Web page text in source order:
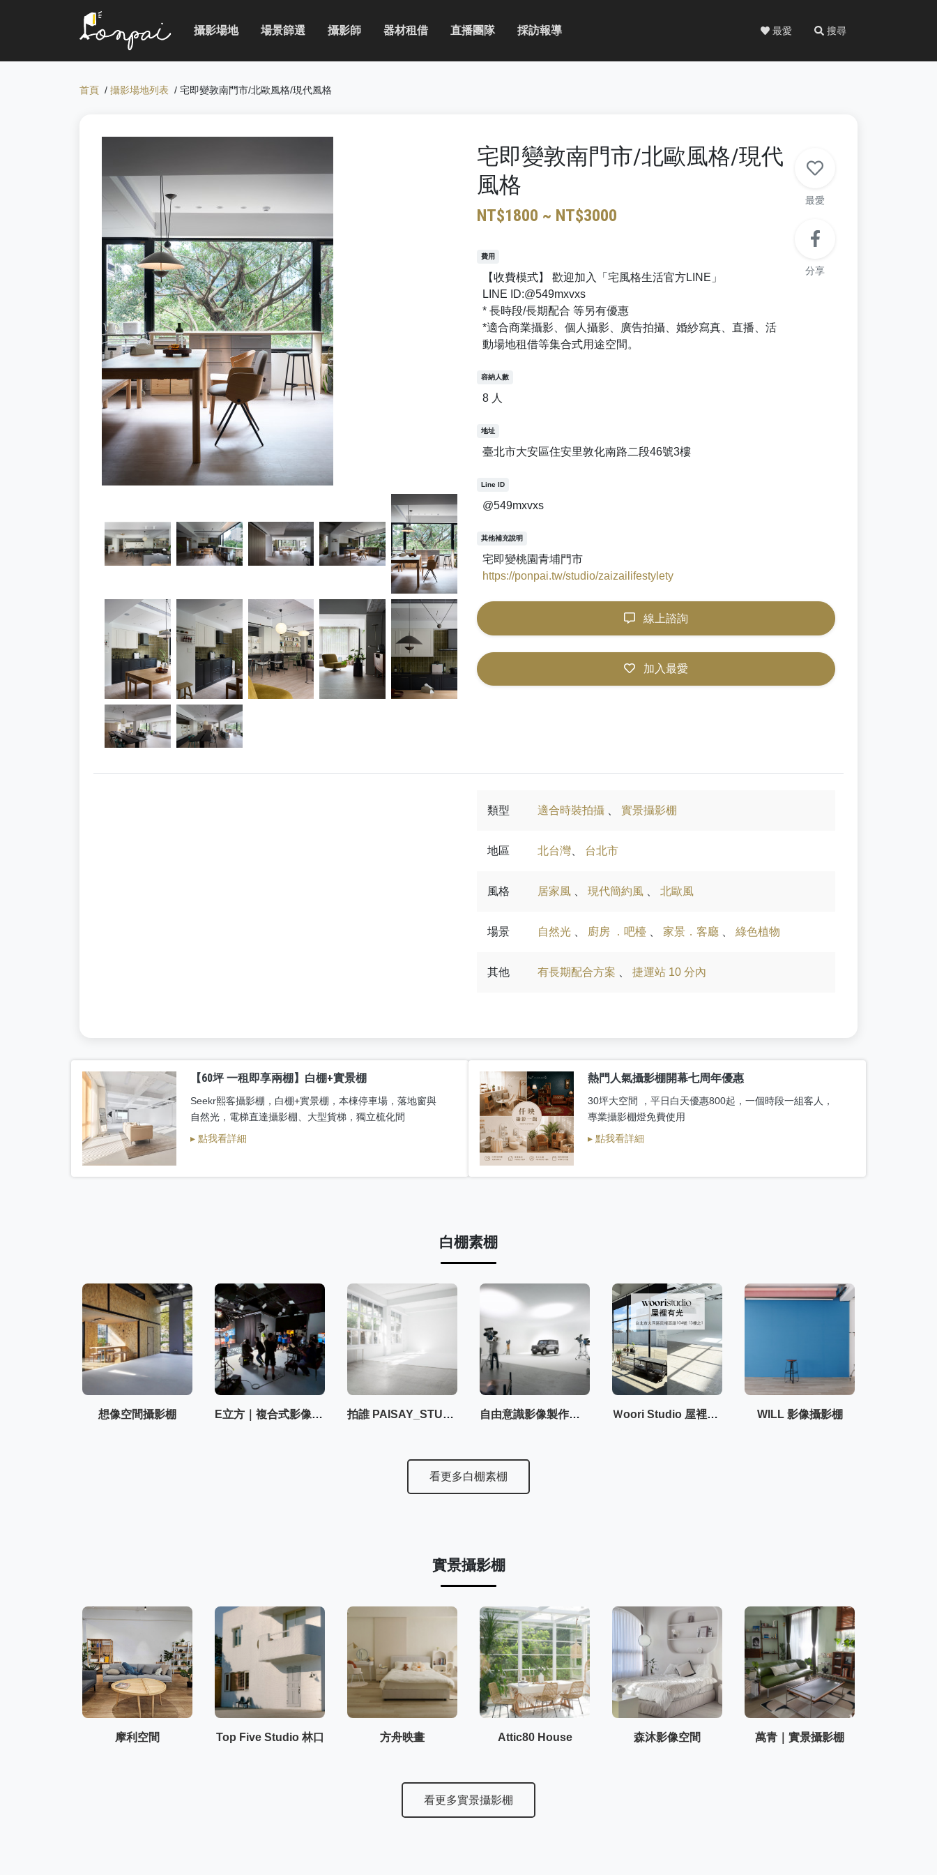
攝影場地 場景篩選 攝影師 器材租借 直播團隊 採訪報導 最愛 搜尋
首頁 / 攝影場地列表 / 宅即變敦南門市/北歐風格/現代風格
最愛
分享
宅即變敦南門市/北歐風格/現代
風格
NT$1800 ~ NT$3000
費用
【收費模式】 歡迎加入「宅風格生活官方LINE」
LINE ID:@549mxvxs
* 長時段/長期配合 等另有優惠
*適合商業攝影、個人攝影、廣告拍攝、婚紗寫真、直播、活
動場地租借等集合式用途空間。
容納人數
8 人
地址
臺北市大安區住安里敦化南路二段46號3樓
Line ID
@549mxvxs
其他補充說明
https://ponpai.tw/studio/zaizailifestylety
線上諮詢
加入最愛
類型 適合時裝拍攝 、 實景攝影棚
地區 北台灣、 台北市
風格 居家風 、 現代簡約風 、 北歐風
場景 自然光 、 廚房 ．吧檯 、 家景．客廳 、 綠色植物
其他 有長期配合方案 、 捷運站 10 分內
【60坪 一租即享兩棚】白棚+實景棚
Seekr熙客攝影棚，白棚+實景棚，本棟停車場，落地窗與
自然光，電梯直達攝影棚、大型貨梯，獨立梳化間
▸ 點我看詳細
熱門人氣攝影棚開幕七周年優惠
30坪大空間 ，平日白天優惠800起，一個時段一組客人，
專業攝影棚燈免費使用
▸ 點我看詳細
白棚素棚
想像空間攝影棚 E立方｜複合式影像創作空間 拍誰 PAISAY_STUDIO 自由意識影像製作有限公司 Ｗoori Studio 屋裡有光 WILL 影像攝影棚
看更多白棚素棚
實景攝影棚
摩利空間 Top Five Studio 林口 方舟映畫 Attic80 House 森沐影像空間 萬青｜實景攝影棚
看更多實景攝影棚